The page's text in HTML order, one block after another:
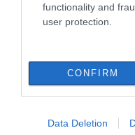
functionality and
user protection.
CONFIRM
Data Deletion
Φτάνει στην
10.12.2025 | 18:00